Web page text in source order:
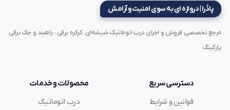
سوالات متداول (FAQ)
پرتردد مناسب است؟
پادُرا | دروازه ای به سوی امنیت و آرامش
مرجع تخصصی فروش و اجرای درب اتوماتیک شیشه‌ای، کرکره برقی ، راهبند و جک برقی
پارکینگ
دسترسی سریع
قوانین و شرایط
محصولات و خدمات
درب اتوماتیک